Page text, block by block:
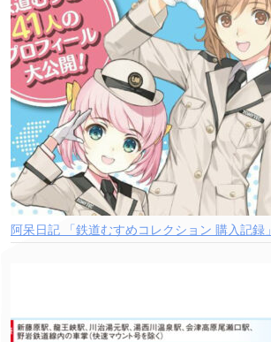
阿呆日記 「鉄道むすめコレクション 購入記録」